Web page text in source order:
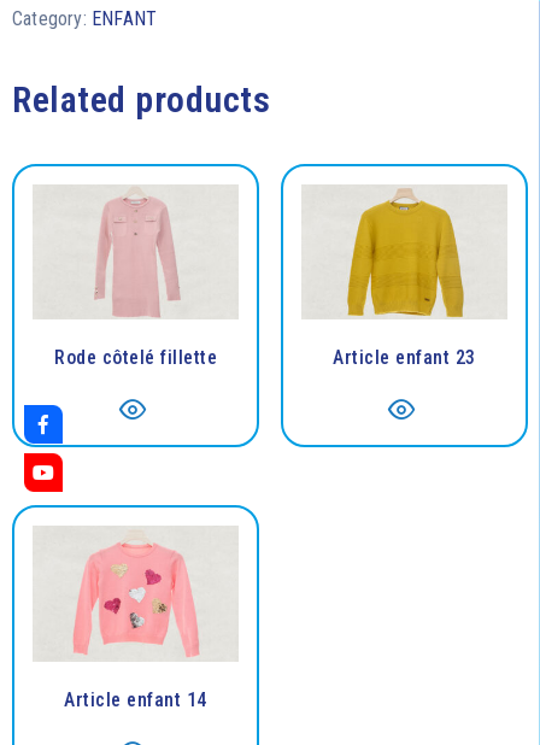
Category: ENFANT
Related products
Rode côtelé fillette Article enfant 23
Article enfant 14